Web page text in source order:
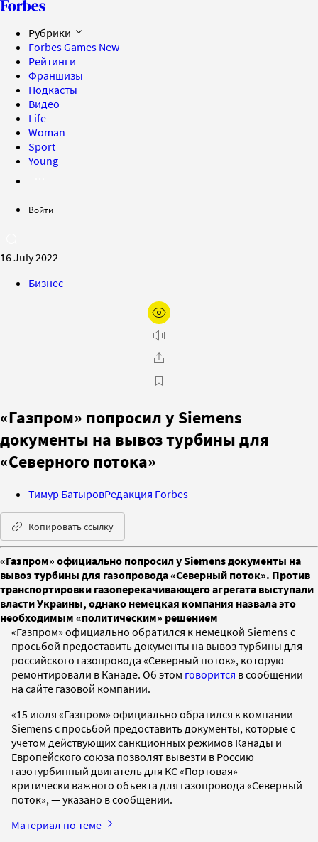
Рубрики
Forbes Games New
Рейтинги
Франшизы
Подкасты
Видео
Life
Woman
Sport
Young
Войти
16 July 2022
Бизнес
«Газпром» попросил у Siemens
документы на вывоз турбины для
«Северного потока»
Тимур БатыровРедакция Forbes
Копировать ссылку
«Газпром» официально попросил у Siemens документы на
вывоз турбины для газопровода «Северный поток». Против
транспортировки газоперекачивающего агрегата выступали
власти Украины, однако немецкая компания назвала это
необходимым «политическим» решением
«Газпром» официально обратился к немецкой Siemens с
просьбой предоставить документы на вывоз турбины для
российского газопровода «Северный поток», которую
ремонтировали в Канаде. Об этом говорится в сообщении
на сайте газовой компании.
«15 июля «Газпром» официально обратился к компании
Siemens с просьбой предоставить документы, которые с
учетом действующих санкционных режимов Канады и
Европейского союза позволят вывезти в Россию
газотурбинный двигатель для КС «Портовая» —
критически важного объекта для газопровода «Северный
поток», — указано в сообщении.
Материал по теме